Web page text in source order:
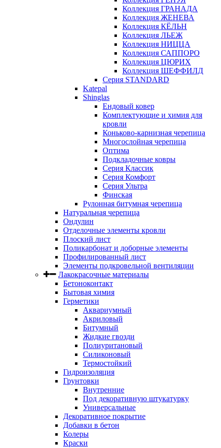
Коллекция ГРАНАДА
Коллекция ЖЕНЕВА
Коллекция КЁЛЬН
Коллекция ЛЬЕЖ
Коллекция НИЦЦА
Коллекция САППОРО
Коллекция ЦЮРИХ
Коллекция ШЕФФИЛД
Серия STANDARD
Katepal
Shinglas
Ендовый ковер
Комплектующие и химия для
кровли
Коньково-карнизная черепица
Многослойная черепица
Оптима
Подкладочные ковры
Серия Классик
Серия Комфорт
Серия Ультра
Финская
Рулонная битумная черепица
Натуральная черепица
Ондулин
Отделочные элементы кровли
Плоский лист
Поликарбонат и доборные элементы
Профилированный лист
Элементы подкровельной вентиляции
Лакокрасочные материалы
Бетоноконтакт
Бытовая химия
Герметики
Аквариумный
Акриловый
Битумный
Жидкие гвозди
Полиуритановый
Силиконовый
Термостойкий
Гидроизоляция
Грунтовки
Внутренние
Под декоративную штукатурку
Универсальные
Декоративное покрытие
Добавки в бетон
Колеры
Краски